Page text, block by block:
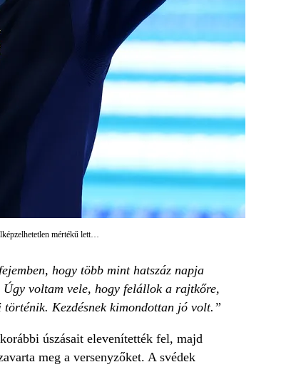
mértékű lett…
hogy több mint hatszáz napja
Úgy voltam vele, hogy felállok a rajtkőre,
Kezdésnek kimondottan jó volt.”
úszásait elevenítették fel, majd
meg a versenyzőket. A svédek